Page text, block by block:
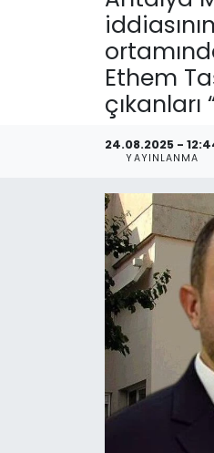
Ethem
24.08.2025 -
YAYINLANMA
Teknoloji
Resmi İlanlar
Teknoloji
İletişim